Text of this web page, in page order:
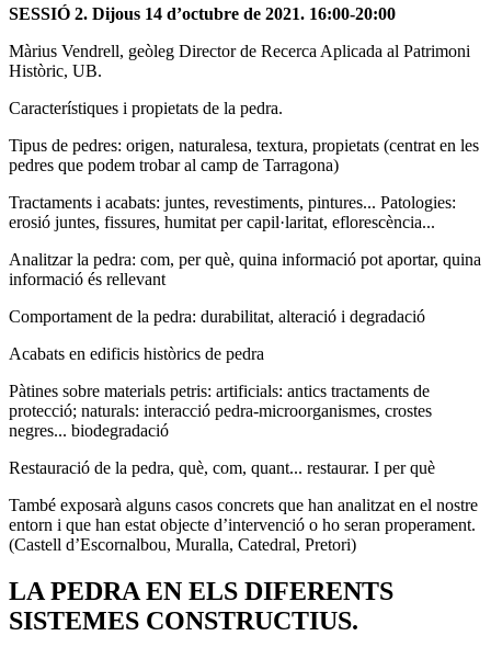
SESSIÓ 2. Dijous 14 d’octubre de 2021. 16:00-20:00
Màrius Vendrell, geòleg Director de Recerca Aplicada al Patrimoni
Històric, UB.
Característiques i propietats de la pedra.
Tipus de pedres: origen, naturalesa, textura, propietats (centrat en les
pedres que podem trobar al camp de Tarragona)
Tractaments i acabats: juntes, revestiments, pintures... Patologies:
erosió juntes, fissures, humitat per capil·laritat, eflorescència...
Analitzar la pedra: com, per què, quina informació pot aportar, quina
informació és rellevant
Comportament de la pedra: durabilitat, alteració i degradació
Acabats en edificis històrics de pedra
Pàtines sobre materials petris: artificials: antics tractaments de
protecció; naturals: interacció pedra-microorganismes, crostes
negres... biodegradació
Restauració de la pedra, què, com, quant... restaurar. I per què
També exposarà alguns casos concrets que han analitzat en el nostre
entorn i que han estat objecte d’intervenció o ho seran properament.
(Castell d’Escornalbou, Muralla, Catedral, Pretori)
LA PEDRA EN ELS DIFERENTS
SISTEMES CONSTRUCTIUS.